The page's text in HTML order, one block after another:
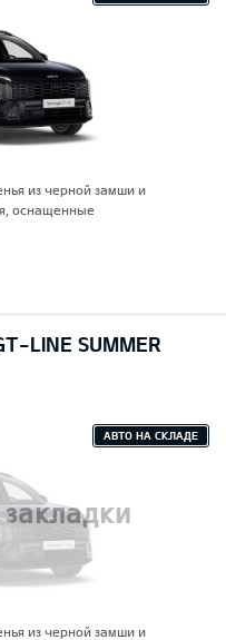
из черной замши и
оснащенные
LINE SUMMER
АВТО НА СКЛАДЕ
из черной замши и